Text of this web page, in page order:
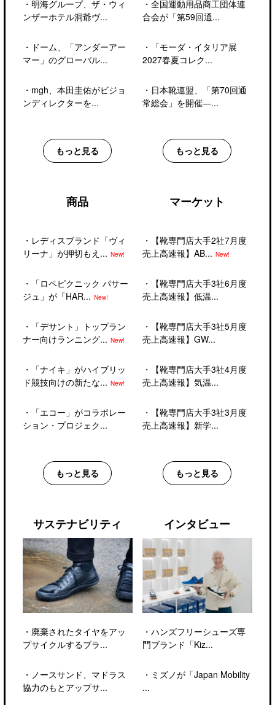
・ 明海グループ、ザ・ウィ
ンザーホテル洞爺ヴ...
・ ドーム、「アンダーアー
マー」のグローバル...
・ mgh、本田圭佑がビジョ
ンディレクターを...
もっと見る
・ 全国運動用品商工団体連
合会が「第59回通...
・
「モーダ・イタリア展
2027春夏コレク...
・ 日本靴連盟、「第70回通
常総会」を開催―...
もっと見る
商品
・ レディスブランド「ヴィ
リーナ」が押切もえ... New!
・
「ロペピクニック パサー
ジュ」が「HAR... New!
・
「デサント」トップラン
ナー向けランニング... New!
・
「ナイキ」がハイブリッ
ド競技向けの新たな... New!
・
「エコー」がコラボレー
ション・プロジェク...
もっと見る
マーケット
・
【靴専門店大手2社7月度
売上高速報】AB... New!
・
【靴専門店大手3社6月度
売上高速報】低温...
・
【靴専門店大手3社5月度
売上高速報】GW...
・
【靴専門店大手3社4月度
売上高速報】気温...
・
【靴専門店大手3社3月度
売上高速報】新学...
もっと見る
サステナビリティ
・ 廃棄されたタイヤをアッ
プサイクルするブラ...
・ ノースサンド、マドラス
協力のもとアップサ...
インタビュー
・ ハンズフリーシューズ専
門ブランド「Kiz...
・ ミズノが「Japan Mobility
...